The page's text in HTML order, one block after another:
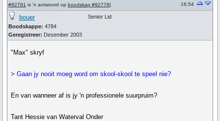
#92781 is 'n antwoord op boodskap #92778]
16:54
bouer
Boodskappe: 4784
Geregistreer: Desember 2003
Senior Lid
"Max" skryf
> Gaan jy nooit moeg word om skool-skool te speel nie?
En van wanneer af is jy 'n professionele suurpruim?
Tant Hessie van Waterval Onder